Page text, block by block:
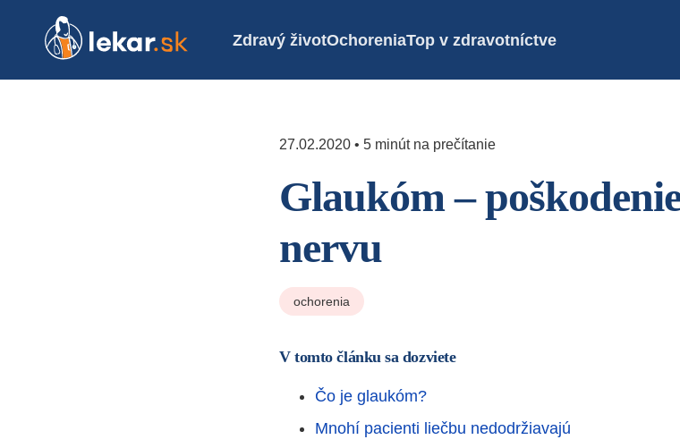
Zdravý životOchoreniaTop v zdravotníctve
27.02.2020 • 5 minút na prečítanie
Glaukóm –
nervu
ochorenia
V tomto článku sa dozviete
Čo je glaukóm?
Mnohí pacienti liečbu nedodržiavajú